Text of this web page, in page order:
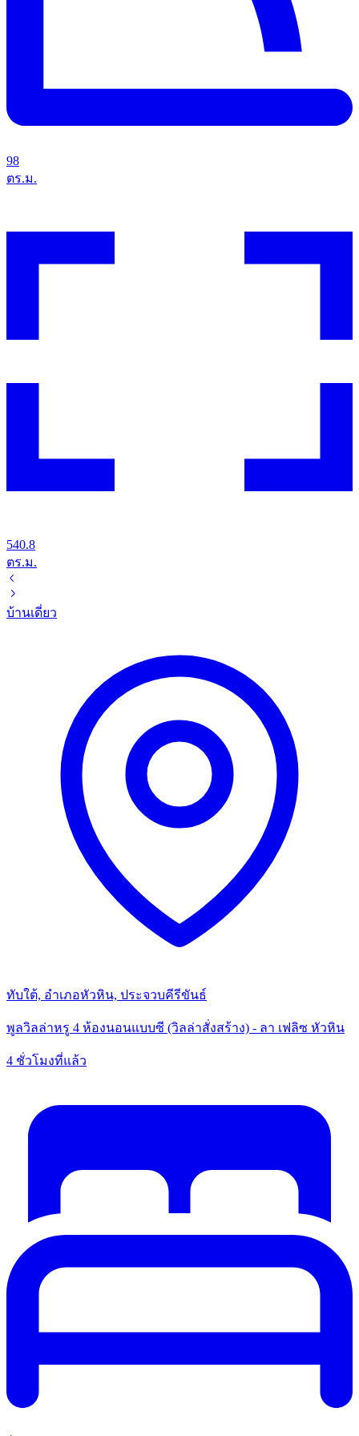
98
ตร.ม.
540.8
ตร.ม.
บ้านเดี่ยว
ทับใต้, อำเภอหัวหิน, ประจวบคีรีขันธ์
พูลวิลล่าหรู 4 ห้องนอนแบบซี (วิลล่าสั่งสร้าง) - ลา เฟลิซ หัวหิน
4 ชั่วโมงที่แล้ว